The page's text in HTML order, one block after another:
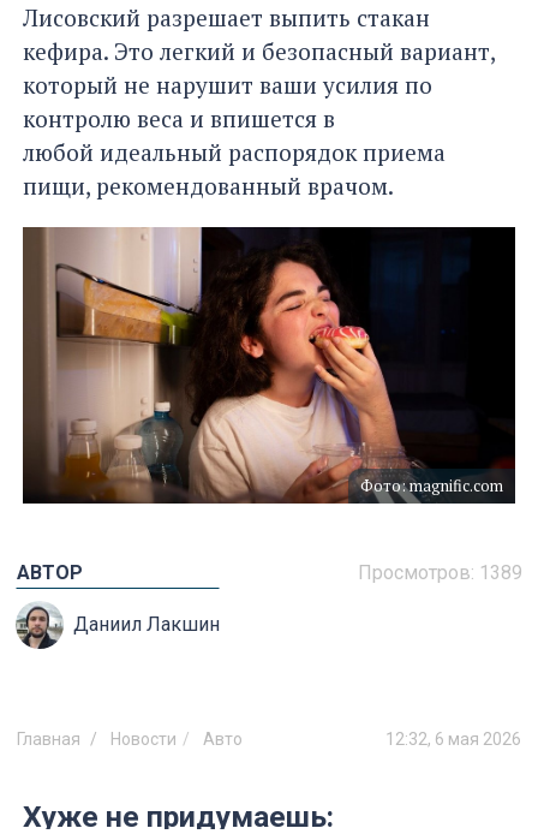
Лисовский разрешает выпить стакан
кефира. Это легкий и безопасный вариант,
который не нарушит ваши усилия по
контролю веса и впишется в
любой идеальный распорядок приема
пищи, рекомендованный врачом.
Фото: magnific.com
Просмотров: 1389
АВТОР
Даниил Лакшин
Главная Новости Авто 12:32, 6 мая 2026
Хуже не придумаешь: